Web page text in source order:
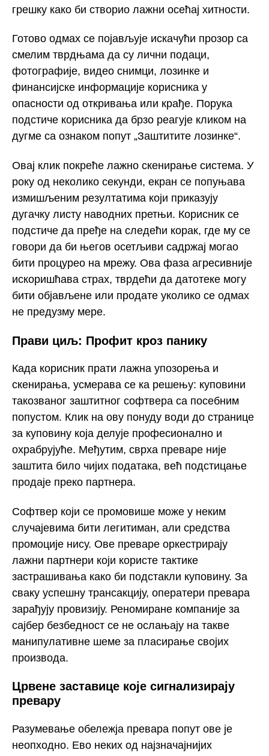
грешку како би створио лажни осећај хитности.
Готово одмах се појављује искачући прозор са
смелим тврдњама да су лични подаци,
фотографије, видео снимци, лозинке и
финансијске информације корисника у
опасности од откривања или крађе. Порука
подстиче корисника да брзо реагује кликом на
дугме са ознаком попут „Заштитите лозинке“.
Овај клик покреће лажно скенирање система. У
року од неколико секунди, екран се попуњава
измишљеним резултатима који приказују
дугачку листу наводних претњи. Корисник се
подстиче да пређе на следећи корак, где му се
говори да би његов осетљиви садржај могао
бити процурео на мрежу. Ова фаза агресивније
искоришћава страх, тврдећи да датотеке могу
бити објављене или продате уколико се одмах
не предузму мере.
Прави циљ: Профит кроз панику
Када корисник прати лажна упозорења и
скенирања, усмерава се ка решењу: куповини
такозваног заштитног софтвера са посебним
попустом. Клик на ову понуду води до странице
за куповину која делује професионално и
охрабрујуће. Међутим, сврха преваре није
заштита било чијих података, већ подстицање
продаје преко партнера.
Софтвер који се промовише може у неким
случајевима бити легитиман, али средства
промоције нису. Ове преваре оркестрирају
лажни партнери који користе тактике
застрашивања како би подстакли куповину. За
сваку успешну трансакцију, оператери превара
зарађују провизију. Реномиране компаније за
сајбер безбедност се не ослањају на такве
манипулативне шеме за пласирање својих
производа.
Црвене заставице које сигнализирају
превару
Разумевање обележја превара попут ове је
неопходно. Ево неких од најзначајнијих